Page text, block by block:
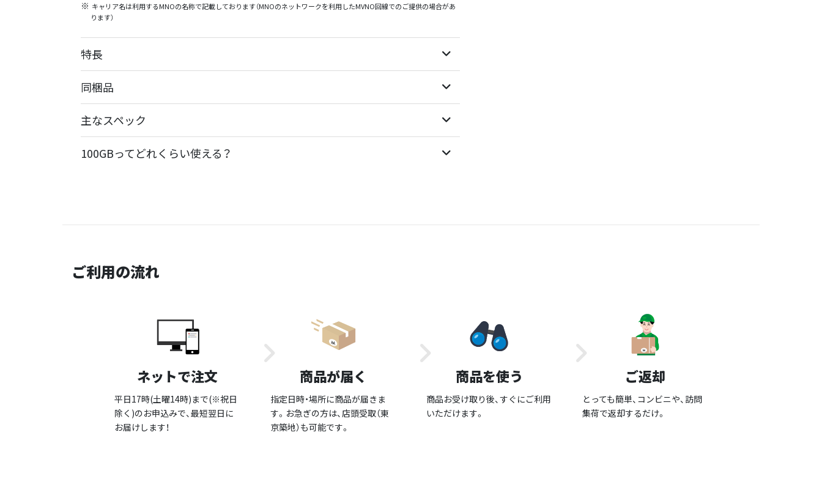
キャリア名は利用するMNOの名称で記載しております（MNOのネットワークを利用したMVNO回線でのご提供の場合があ
ります）
特長
同梱品
主なスペック
100GBってどれくらい使える？
ご利用の流れ
ネットで注文
平日17時(土曜14時)まで(※祝日
除く)のお申込みで、最短翌日に
お届けします！
商品が届く
指定日時・場所に商品が届きま
す。お急ぎの方は、店頭受取（東
京築地）も可能です。
商品を使う
商品お受け取り後、すぐにご利用
いただけます。
ご返却
とっても簡単、コンビニや、訪問
集荷で返却するだけ。